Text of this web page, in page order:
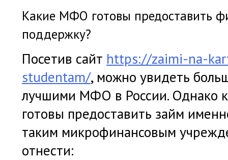
Какие МФО готовы предоставить
поддержку?
Посетив сайт https://zaimi-na-
studentam/, можно увидеть
лучшими МФО в России. Однако
готовы предоставить займ
таким микрофинансовым
отнести: